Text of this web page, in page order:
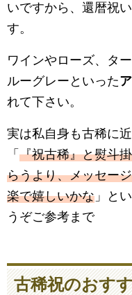
いですから、還暦祝
す。
ワインやローズ、タ
ルーグレーといった
れて下さい。
実は私自身も古稀に
「 『祝古稀』と熨斗
らうより、メッセー
楽で嬉しいかな 」と
うぞご参考まで
古稀祝のおす